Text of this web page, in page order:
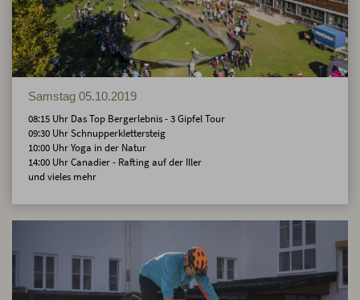
Samstag 05.10.2019
08:15 Uhr Das Top Bergerlebnis - 3 Gipfel Tour
09:30 Uhr Schnupperklettersteig
10:00 Uhr Yoga in der Natur
14:00 Uhr Canadier - Rafting auf der Iller
und vieles mehr